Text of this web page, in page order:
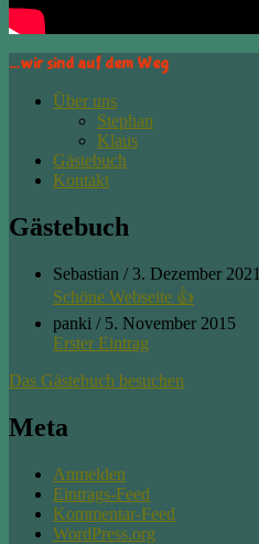
…wir sind auf dem Weg
Über uns
Stephan
Klaus
Gästebuch
Kontakt
Gästebuch
Sebastian / 3. Dezember 2021
Schöne Webseite 👍
panki / 5. November 2015
Erster Eintrag
Das Gästebuch besuchen
Meta
Anmelden
Eintrags-Feed
Kommentar-Feed
WordPress.org